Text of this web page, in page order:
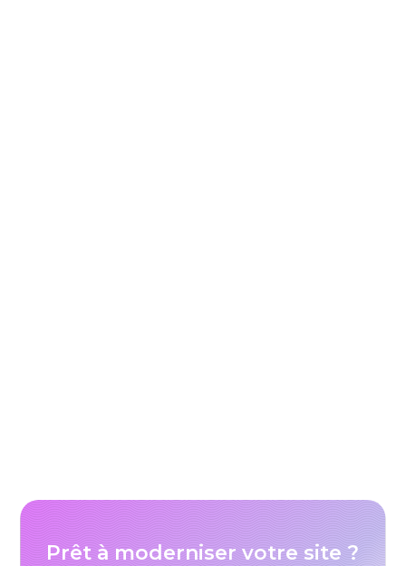
Prêt à moderniser votre site ?